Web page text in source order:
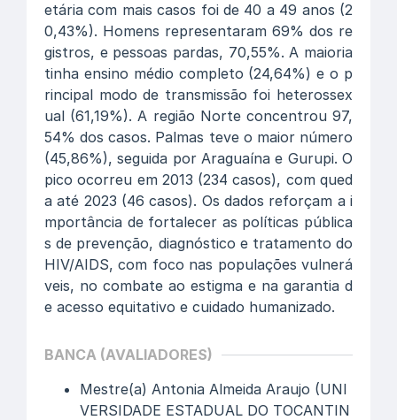
etária com mais casos foi de 40 a 49 anos (2
0,43%). Homens representaram 69% dos re
gistros, e pessoas pardas, 70,55%. A maioria
tinha ensino médio completo (24,64%) e o p
rincipal modo de transmissão foi heterossex
ual (61,19%). A região Norte concentrou 97,
54% dos casos. Palmas teve o maior número
(45,86%), seguida por Araguaína e Gurupi. O
pico ocorreu em 2013 (234 casos), com qued
a até 2023 (46 casos). Os dados reforçam a i
mportância de fortalecer as políticas pública
s de prevenção, diagnóstico e tratamento do
HIV/AIDS, com foco nas populações vulnerá
veis, no combate ao estigma e na garantia d
e acesso equitativo e cuidado humanizado.
BANCA (AVALIADORES)
Mestre(a) Antonia Almeida Araujo (UNI
VERSIDADE ESTADUAL DO TOCANTIN